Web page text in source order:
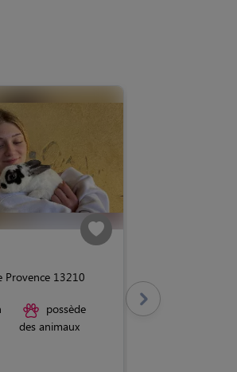
Provence 13210
possède
des animaux